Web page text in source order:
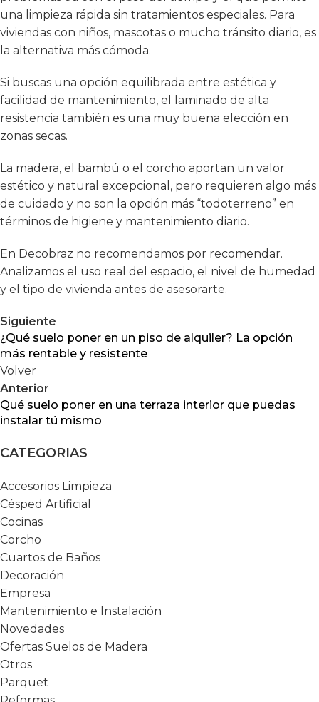
una limpieza rápida sin tratamientos especiales. Para
viviendas con niños, mascotas o mucho tránsito diario, es
la alternativa más cómoda.
Si buscas una opción equilibrada entre estética y
facilidad de mantenimiento, el laminado de alta
resistencia también es una muy buena elección en
zonas secas.
La madera, el bambú o el corcho aportan un valor
estético y natural excepcional, pero requieren algo más
de cuidado y no son la opción más “todoterreno” en
términos de higiene y mantenimiento diario.
En Decobraz no recomendamos por recomendar.
Analizamos el uso real del espacio, el nivel de humedad
y el tipo de vivienda antes de asesorarte.
Siguiente
¿Qué suelo poner en un piso de alquiler? La opción
más rentable y resistente
Volver
Anterior
Qué suelo poner en una terraza interior que puedas
instalar tú mismo
CATEGORIAS
Accesorios Limpieza
Césped Artificial
Cocinas
Corcho
Cuartos de Baños
Decoración
Empresa
Mantenimiento e Instalación
Novedades
Ofertas Suelos de Madera
Otros
Parquet